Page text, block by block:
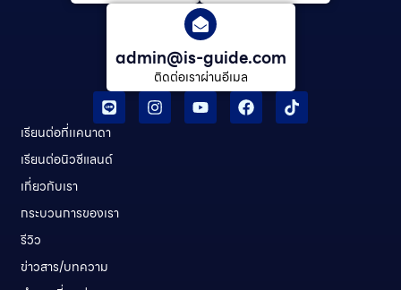
admin@is-guide.com
ติดต่อเราผ่านอีเมล
เรียนต่อที่เเคนาดา
เรียนต่อนิวซีแลนด์​
เกี่ยวกับเรา
กระบวนการของเรา
รีวิว
ข่าวสาร/บทความ